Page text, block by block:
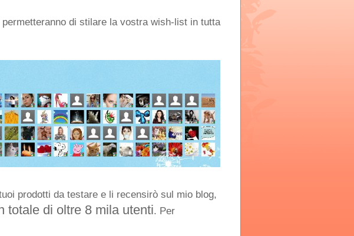
di stilare la vostra wish-list in tutta
prodotti da testare e li recensirò sul mio blog,
totale di oltre 8 mila utenti. Per